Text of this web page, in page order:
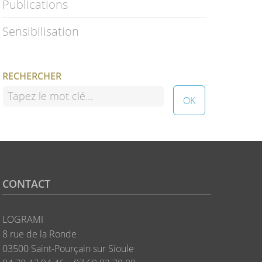
Publications
Sensibilisation
RECHERCHER
CONTACT
LOGRAMI
8 rue de la Ronde
03500 Saint-Pourçain sur Sioule